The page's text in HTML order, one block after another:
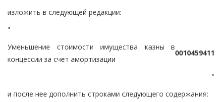
изложить в следующей редакции:
"
Уменьшение стоимости имущества казны в
концессии за счет амортизации
0010459411
"
и после нее дополнить строками следующего содержания: